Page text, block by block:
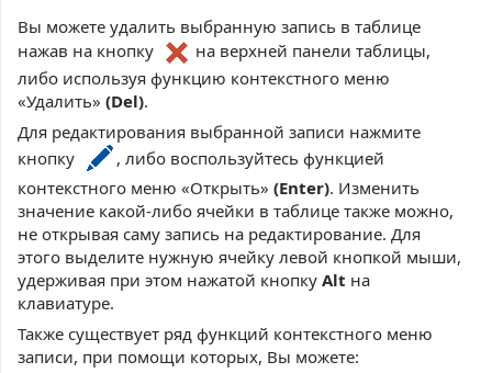
Вы можете удалить выбранную запись в таблице
нажав на кнопку
на верхней панели таблицы,
либо используя функцию контекстного меню
«Удалить» (Del).
Для редактирования выбранной записи нажмите
кнопку
, либо воспользуйтесь функцией
контекстного меню «Открыть» (Enter). Изменить
значение какой-либо ячейки в таблице также можно,
не открывая саму запись на редактирование. Для
этого выделите нужную ячейку левой кнопкой мыши,
удерживая при этом нажатой кнопку Alt на
клавиатуре.
Также существует ряд функций контекстного меню
записи, при помощи которых, Вы можете: